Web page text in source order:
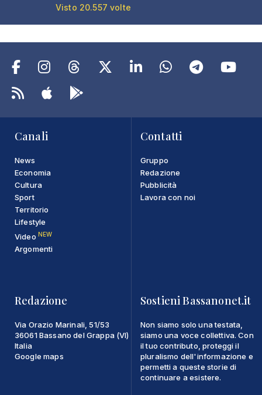
Visto 20.557 volte
Canali
News
Economia
Cultura
Sport
Territorio
Lifestyle
Video NEW
Argomenti
Contatti
Gruppo
Redazione
Pubblicità
Lavora con noi
Redazione
Via Orazio Marinali, 51/53
36061 Bassano del Grappa (VI)
Italia
Google maps
Sostieni Bassanonet.it
Non siamo solo una testata,
siamo una voce collettiva. Con
il tuo contributo, proteggi il
pluralismo dell'informazione e
permetti a queste storie di
continuare a esistere.